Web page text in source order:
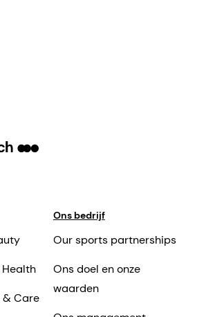
Health
& Care
Ons bedrijf
Our sports partnerships
Ons doel en onze
waarden